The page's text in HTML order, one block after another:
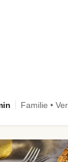
Familie •